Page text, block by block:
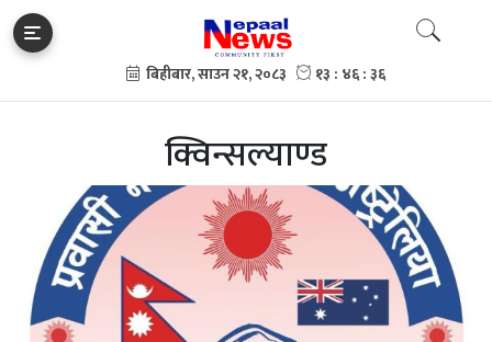
क्विन्सल्याण्ड